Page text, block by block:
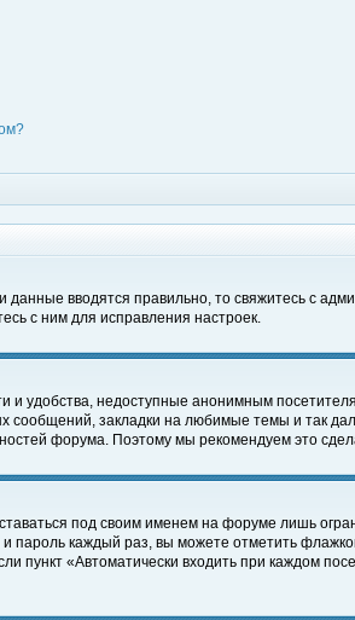
вводятся правильно, то свяжитесь с
с ним для исправления настроек.
удобства, недоступные анонимным
закладки на любимые темы и так
форума. Поэтому мы рекомендуем это
под своим именем на форуме лишь
пароль каждый раз, вы можете отметить
«Автоматически входить при каждом